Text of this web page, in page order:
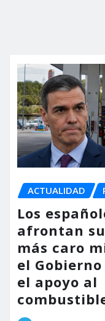
ACTUALIDAD
Los
afrontan
más caro
el
el apoyo al